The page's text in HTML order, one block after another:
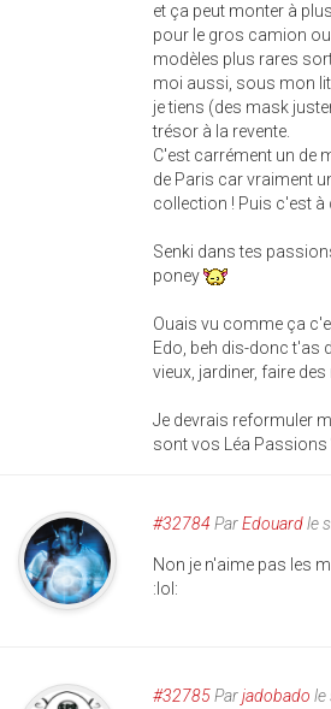
et ça peut monter à
pour le gros camion
modèles plus rares
moi aussi, sous mon
je tiens (des mask
trésor à la revente.
C'est carrément un de
de Paris car vraiment
collection ! Puis c'est
Senki dans tes
poney
Ouais vu comme ça
Edo, beh dis-donc t'as
vieux, jardiner, faire
Je devrais reformuler
sont vos Léa Passions
#32784 ParEdouardle
Non je n'aime pas les
:lol:
#32785Parjadobado le